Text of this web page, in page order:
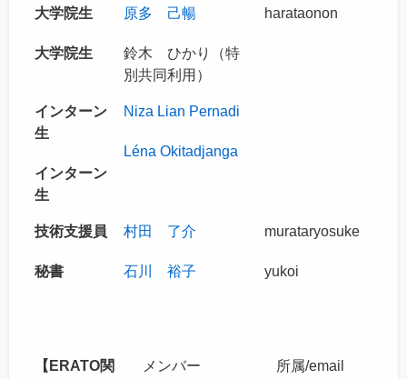
大学院生
大学院生
原多 己暢
鈴木 ひかり（特
別共同利用）
harataonon
インターン
生
インターン
生
Niza Lian Pernadi
Léna Okitadjanga
技術支援員
秘書
村田 了介
石川 裕子
murataryosuke
yukoi
【ERATO関
メンバー 所属/email